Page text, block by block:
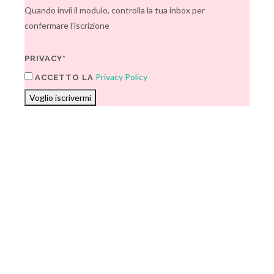
Quando invii il modulo, controlla la tua inbox per
confermare l'iscrizione
PRIVACY*
ACCETTO LA Privacy Policy
Voglio iscrivermi